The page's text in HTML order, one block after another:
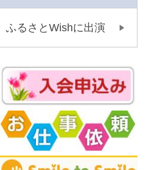
ふるさとWishに出演